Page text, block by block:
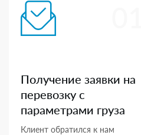
Получение заявки на
перевозку с
параметрами груза
Клиент обратился к нам